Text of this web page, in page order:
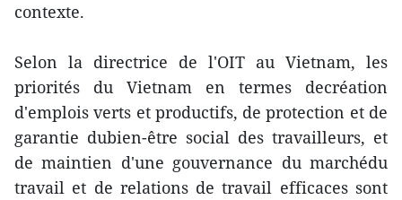
contexte.
Selon la directrice de l'OIT au Vietnam, les
priorités du Vietnam en termes decréation
d'emplois verts et productifs, de protection et de
garantie dubien-être social des travailleurs, et
de maintien d'une gouvernance du marchédu
travail et de relations de travail efficaces sont